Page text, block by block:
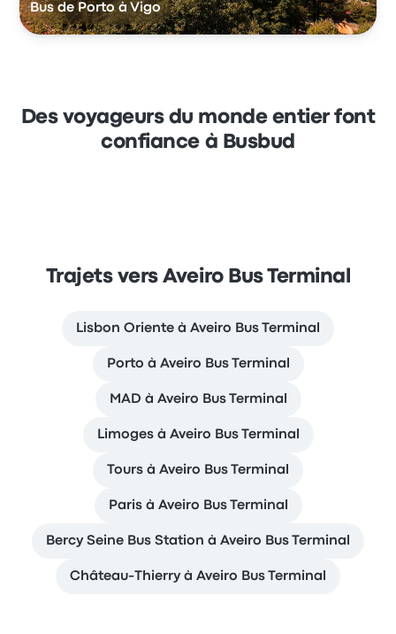
Bus de Porto à Vigo
Des voyageurs du monde entier font
confiance à Busbud
Trajets vers Aveiro Bus Terminal
Lisbon Oriente à Aveiro Bus Terminal
Porto à Aveiro Bus Terminal
MAD à Aveiro Bus Terminal
Limoges à Aveiro Bus Terminal
Tours à Aveiro Bus Terminal
Paris à Aveiro Bus Terminal
Bercy Seine Bus Station à Aveiro Bus Terminal
Château-Thierry à Aveiro Bus Terminal